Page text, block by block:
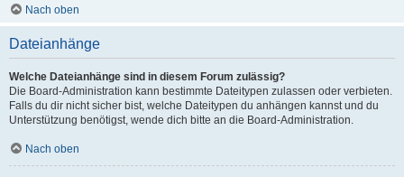
Nach oben
Dateianhänge
Welche Dateianhänge sind in diesem Forum zulässig?
Die Board-Administration kann bestimmte Dateitypen zulassen oder verbieten.
Falls du dir nicht sicher bist, welche Dateitypen du anhängen kannst und du
Unterstützung benötigst, wende dich bitte an die Board-Administration.
Nach oben